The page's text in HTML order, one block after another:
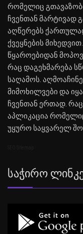
რომელიც
ჩვენთან მარტივად
აღწერებს
ქვეყნების
წყაროებიდან
რაც დაგეხმარება
საღამოს.
მიმოხილვები და
ჩვენთან ერთად. რაც
აპლიკაცია
უყურო საყვარელ
Საჭირო